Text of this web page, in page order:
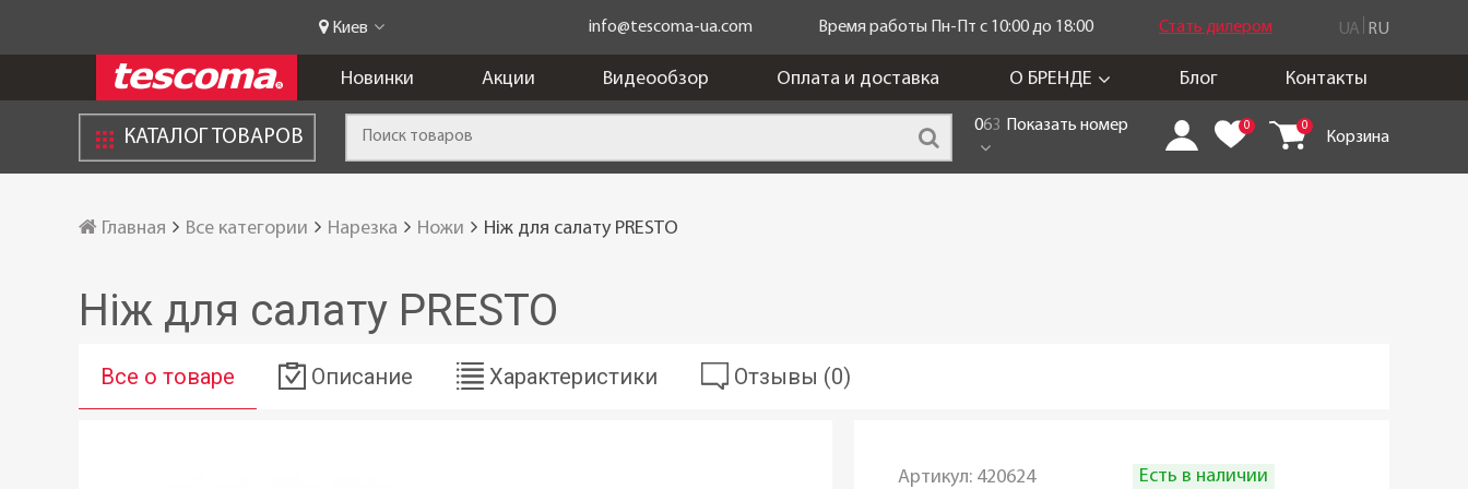
Киев info@tescoma-ua.com Время работы Пн-Пт c 10:00 до 18:00 Стать дилером UA RU
Новинки Акции Видеообзор Оплата и доставка О БРЕНДЕ Блог Контакты
КАТАЛОГ ТОВАРОВ
063 Показать номер 0 0
Корзина
Главная Все категории Нарезка Ножи Ніж для салату PRESTO
Ніж для салату PRESTO
Все о товаре Описание Характеристики Отзывы (0)
Артикул: 420624 Есть в наличии